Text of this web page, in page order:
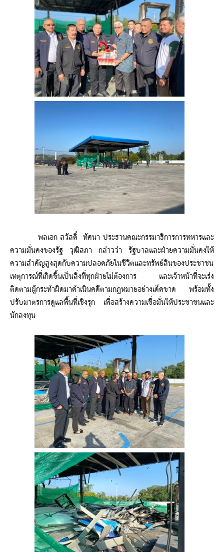
พลเอก สวัสดิ์ ทัศนา ประธานคณะกรรมาธิการการทหารและ
ความมั่นคงของรัฐ วุฒิสภา กล่าวว่า รัฐบาลและฝ่ายความมั่นคงให้
ความสำคัญสูงสุดกับความปลอดภัยในชีวิตและทรัพย์สินของประชาชน
เหตุการณ์ที่เกิดขึ้นเป็นสิ่งที่ทุกฝ่ายไม่ต้องการ และเจ้าหน้าที่จะเร่ง
ติดตามผู้กระทำผิดมาดำเนินคดีตามกฎหมายอย่างเด็ดขาด พร้อมทั้ง
ปรับมาตรการดูแลพื้นที่เชิงรุก เพื่อสร้างความเชื่อมั่นให้ประชาชนและ
นักลงทุน